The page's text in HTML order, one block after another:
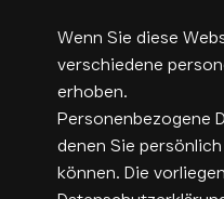
Wenn Sie diese
verschiedene
erhoben.
Personenbezogene
denen Sie
können. Die